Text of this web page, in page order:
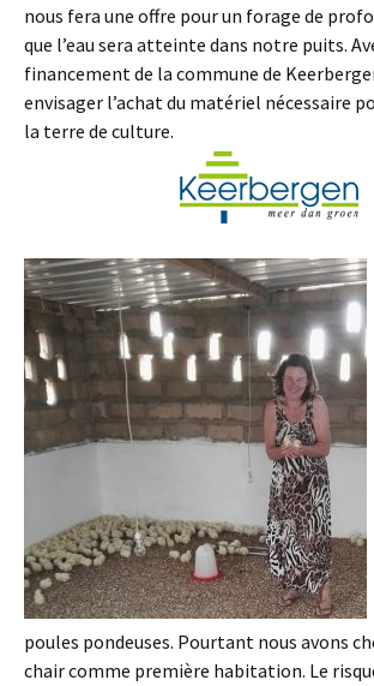
nous fera une offre pour un forage de
que l’eau sera atteinte dans notre puits.
financement de la commune de
envisager l’achat du matériel nécessaire
la terre de culture.
poules pondeuses. Pourtant nous avons
chair comme première habitation. Le